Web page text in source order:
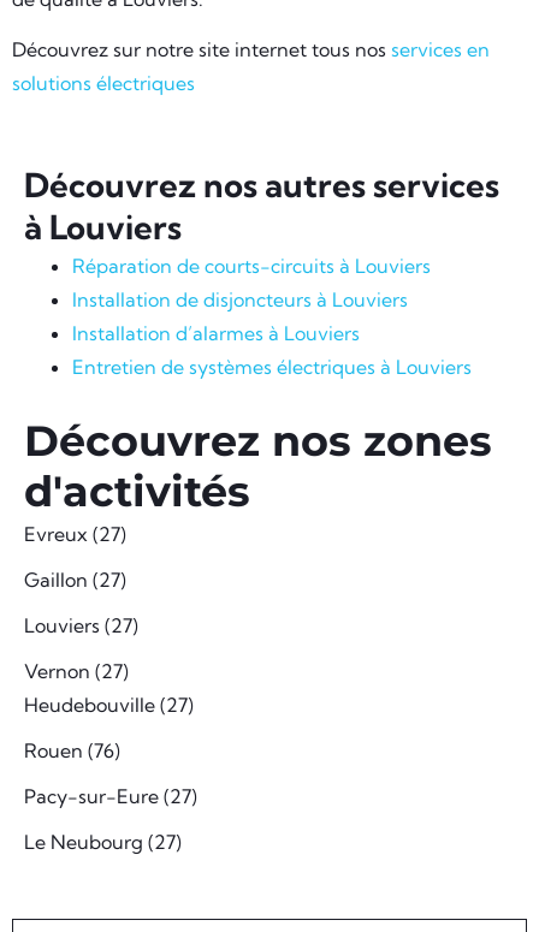
Découvrez sur notre site internet tous nos services en
solutions électriques
Découvrez nos autres services
à Louviers
Réparation de courts-circuits à Louviers
Installation de disjoncteurs à Louviers
Installation d’alarmes à Louviers
Entretien de systèmes électriques à Louviers
Découvrez nos zones
d'activités
Evreux (27)
Gaillon (27)
Louviers (27)
Vernon (27)
Heudebouville (27)
Rouen (76)
Pacy-sur-Eure (27)
Le Neubourg (27)